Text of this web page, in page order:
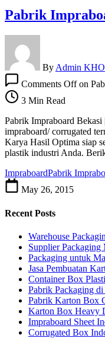
Pabrik
By Admin KHO
Comments Offon
3 Min Read
Pabrik Impraboard Bekasi
impraboard/ corrugated
Karya Hasil Optima siap
plastik industri Anda.
ImpraboardPabrik
May 26, 2015
Recent Posts
Warehouse
Supplier Packaging
Packaging untuk
Jasa Pembuatan
Container Box
Pabrik Packaging di
Pabrik Karton Box
Karton Box Heavy
Impraboard Sheet
Corrugated Box